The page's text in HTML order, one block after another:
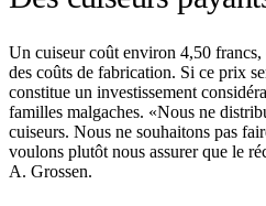
Un cuiseur coût environ 4,50 francs,
des coûts de fabrication. Si ce prix
constitue un investissement
familles malgaches. «Nous ne
cuiseurs. Nous ne souhaitons pas
voulons plutôt nous assurer que le
A. Grossen.